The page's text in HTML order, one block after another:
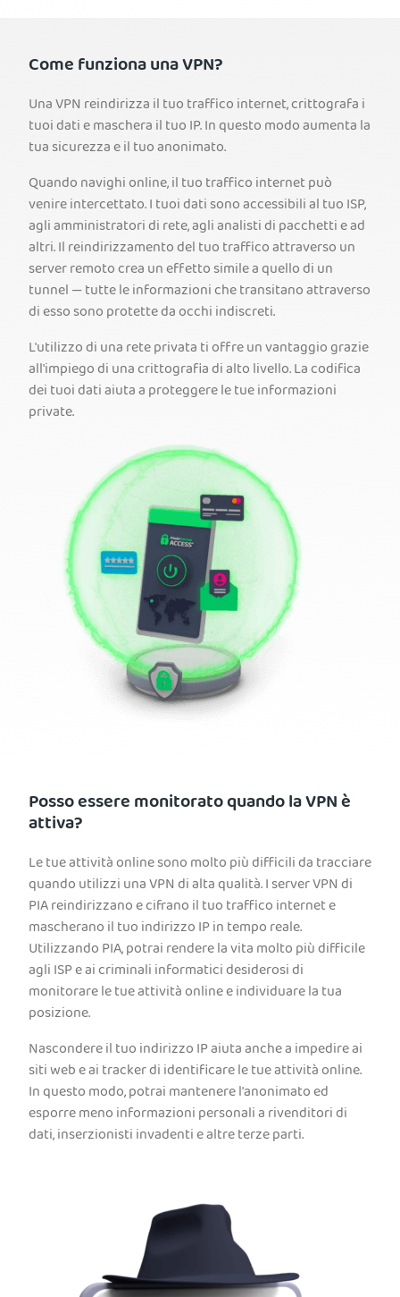
Come funziona una VPN?
Una VPN reindirizza il tuo traffico internet, crittografa i
tuoi dati e maschera il tuo IP. In questo modo aumenta la
tua sicurezza e il tuo anonimato.
Quando navighi online, il tuo traffico internet può
venire intercettato. I tuoi dati sono accessibili al tuo ISP,
agli amministratori di rete, agli analisti di pacchetti e ad
altri. Il reindirizzamento del tuo traffico attraverso un
server remoto crea un effetto simile a quello di un
tunnel — tutte le informazioni che transitano attraverso
di esso sono protette da occhi indiscreti.
L'utilizzo di una rete privata ti offre un vantaggio grazie
all'impiego di una crittografia di alto livello. La codifica
dei tuoi dati aiuta a proteggere le tue informazioni
private.
Posso essere monitorato quando la VPN è
attiva?
Le tue attività online sono molto più difficili da tracciare
quando utilizzi una VPN di alta qualità. I server VPN di
PIA reindirizzano e cifrano il tuo traffico internet e
mascherano il tuo indirizzo IP in tempo reale.
Utilizzando PIA, potrai rendere la vita molto più difficile
agli ISP e ai criminali informatici desiderosi di
monitorare le tue attività online e individuare la tua
posizione.
Nascondere il tuo indirizzo IP aiuta anche a impedire ai
siti web e ai tracker di identificare le tue attività online.
In questo modo, potrai mantenere l'anonimato ed
esporre meno informazioni personali a rivenditori di
dati, inserzionisti invadenti e altre terze parti.